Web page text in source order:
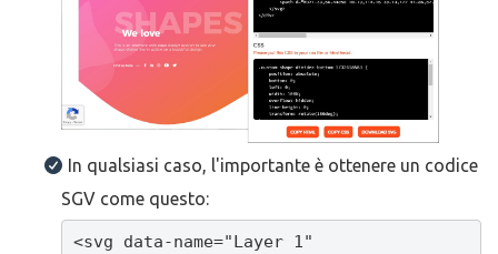
In qualsiasi caso, l'importante è ottenere un codice
SGV come questo:
<svg data-name="Layer 1"